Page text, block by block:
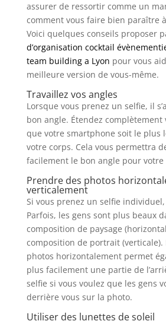
assurer de ressortir comme un
comment vous faire bien paraître
Voici quelques conseils proposer
d’organisation cocktail
team building a Lyon pour vous
meilleure version de vous-même.
Travaillez vos angles
Lorsque vous prenez un selfie, il
bon angle. Étendez
que votre smartphone soit le plus
votre corps. Cela vous permettra
facilement le bon angle pour votre
Prendre des photos
verticalement
Si vous prenez un selfie individuel,
Parfois, les gens sont plus beaux
composition de paysage
composition de portrait (verticale).
photos horizontalement permet
plus facilement une partie de
selfie si vous voulez que les gens
derrière vous sur la photo.
Utiliser des lunettes de soleil